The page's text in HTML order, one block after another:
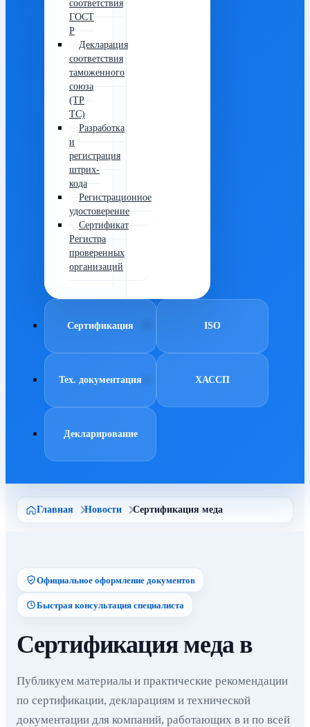
соответствия
ГОСТ
Р
Декларация
соответствия
таможенного
союза
(ТР
ТС)
Разработка
и
регистрация
штрих-
кода
Регистрационное
удостоверение
Сертификат
Регистра
проверенных
организаций
Сертификация ISO
Тех. документация ХАССП
Декларирование
Главная Новости Сертификация меда
Официальное оформление документов
Быстрая консультация специалиста
Сертификация меда в
Публикуем материалы и практические рекомендации
по сертификации, декларациям и технической
документации для компаний, работающих в и по всей